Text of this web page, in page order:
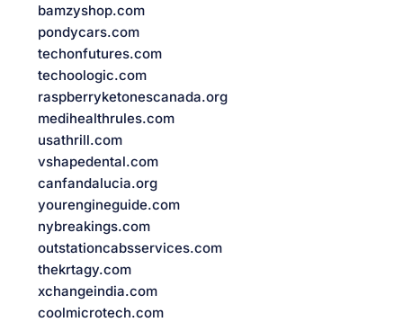
bamzyshop.com
pondycars.com
techonfutures.com
techoologic.com
raspberryketonescanada.org
medihealthrules.com
usathrill.com
vshapedental.com
canfandalucia.org
yourengineguide.com
nybreakings.com
outstationcabsservices.com
thekrtagy.com
xchangeindia.com
coolmicrotech.com